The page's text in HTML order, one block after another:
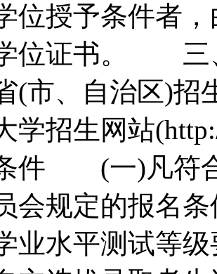
位授予条件者
位证书。 三
(市、自治区)招
学招生网站
件 (一)凡符合
会规定的报名
业水平测试等